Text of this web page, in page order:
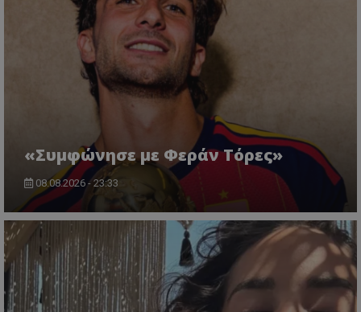
«Συμφώνησε με Φεράν Τόρες»
08.08.2026 - 23:33